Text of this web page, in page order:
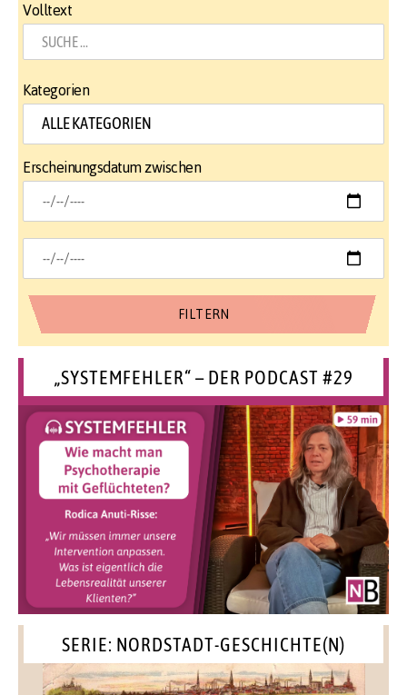
Volltext
Kategorien
Erscheinungsdatum zwischen
„SYSTEMFEHLER“ – DER PODCAST #29
SERIE: NORDSTADT-GESCHICHTE(N)